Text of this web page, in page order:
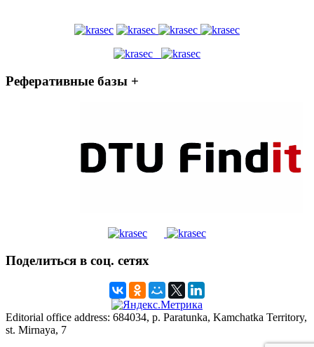
Реферативные базы +
Поделиться в соц. сетях
Editorial office address: 684034, p. Paratunka, Kamchatka Territory,
st. Mirnaya, 7